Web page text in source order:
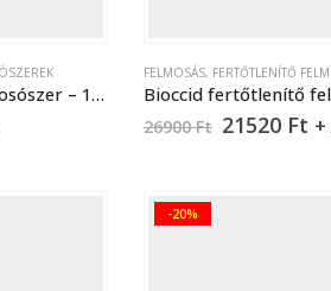
Bioccid fertőtlenítő felmosószer – 1 liter
FELMOSÁS, FERTŐTLENÍTŐ
26900Ft 21520 Ft +
-20%